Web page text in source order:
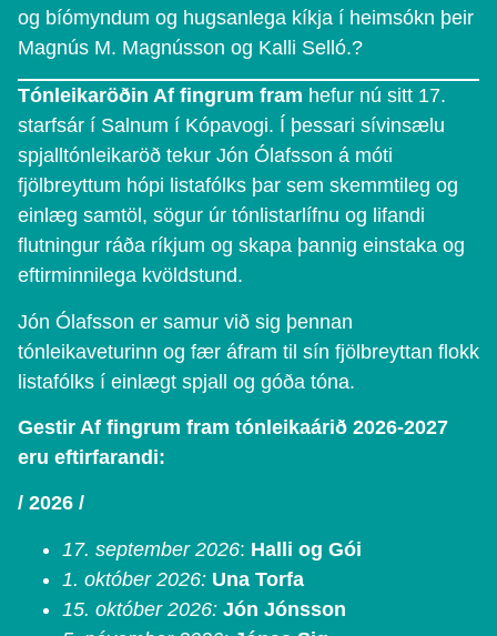
og bíómyndum og hugsanlega kíkja í heimsókn þeir
Magnús M. Magnússon og Kalli Selló.?
Tónleikaröðin Af fingrum fram hefur nú sitt 17.
starfsár í Salnum í Kópavogi. Í þessari sívinsælu
spjalltónleikaröð tekur Jón Ólafsson á móti
fjölbreyttum hópi listafólks þar sem skemmtileg og
einlæg samtöl, sögur úr tónlistarlífnu og lifandi
flutningur ráða ríkjum og skapa þannig einstaka og
eftirminnilega kvöldstund.
Jón Ólafsson er samur við sig þennan
tónleikaveturinn og fær áfram til sín fjölbreyttan flokk
listafólks í einlægt spjall og góða tóna.
Gestir Af fingrum fram tónleikaárið 2026-2027
eru eftirfarandi:
/ 2026 /
17. september 2026: Halli og Gói
1. október 2026: Una Torfa
15. október 2026: Jón Jónsson